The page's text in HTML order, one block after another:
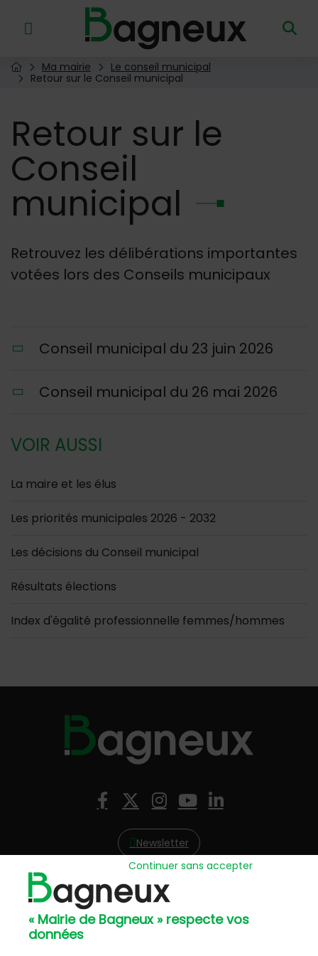
« Mairie de Bagneux » respecte vos
données
Continuer sans accepter
Menu de raccourcis
Retour à l'accueil
Page d'accueil du site
Ma mairie
Le conseil municipal
Retour sur le Conseil municipal
Retour sur le
Conseil
municipal
Retrouvez les délibérations importantes
votées lors des Conseils municipaux
Conseil municipal du 23 juin 2026
Conseil municipal du 26 mai 2026
VOIR AUSSI
La maire et les élus
Les priorités municipales 2026 - 2032
Les décisions du Conseil municipal
Résultats élections
Index d'égalité professionnelle femmes/hommes
Facebook
X (Twitter)
Instagram
YouTube
LinkedIn
Newsletter
Hôtel de Ville
57, avenue Henri Ravera - 92220 Bagneux
01 42 31 60 00